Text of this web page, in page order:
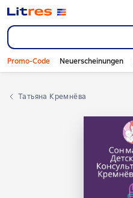
Promo-Code Neuerscheinungen
Татьяна Кремнёва